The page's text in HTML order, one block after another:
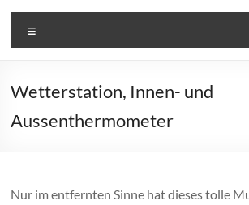
Wetterstation, Innen- und
Aussenthermometer
Nur im entfernten Sinne hat dieses tolle